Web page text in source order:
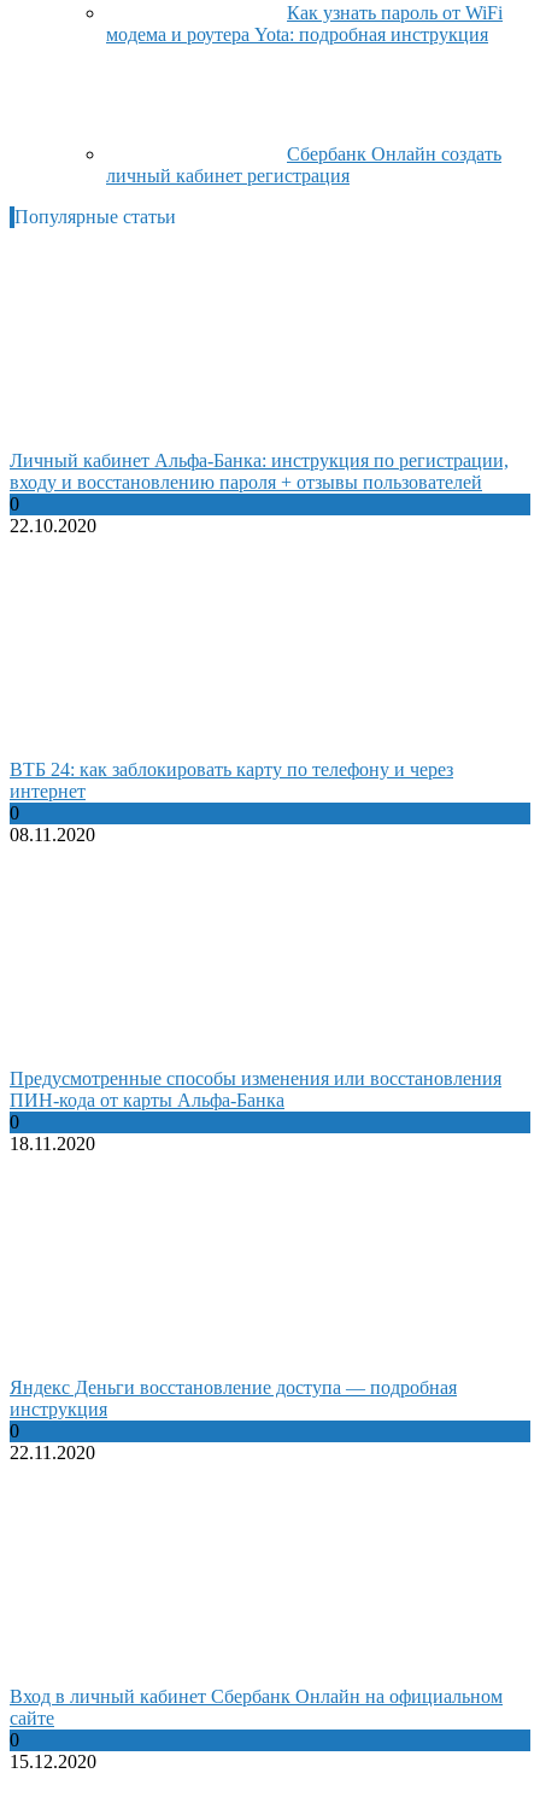
Как узнать пароль от WiFi
модема и роутера Yota: подробная инструкция
Сбербанк Онлайн создать
личный кабинет регистрация
Популярные статьи
Личный кабинет Альфа-Банка: инструкция по регистрации,
входу и восстановлению пароля + отзывы пользователей
0
22.10.2020
ВТБ 24: как заблокировать карту по телефону и через
интернет
0
08.11.2020
Предусмотренные способы изменения или восстановления
ПИН-кода от карты Альфа-Банка
0
18.11.2020
Яндекс Деньги восстановление доступа — подробная
инструкция
0
22.11.2020
Вход в личный кабинет Сбербанк Онлайн на официальном
сайте
0
15.12.2020